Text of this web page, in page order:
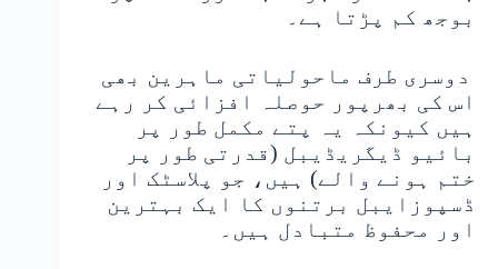
بوجھ کم پڑتا ہے۔
دوسری طرف ماحولیاتی ماہرین بھی
اس کی بھرپور حوصلہ افزائی کر رہے
ہیں کیونکہ یہ پتے مکمل طور پر
بائیو ڈیگریڈیبل (قدرتی طور پر
ختم ہونے والے) ہیں، جو پلاسٹک اور
ڈسپوزایبل برتنوں کا ایک بہترین
اور محفوظ متبادل ہیں۔